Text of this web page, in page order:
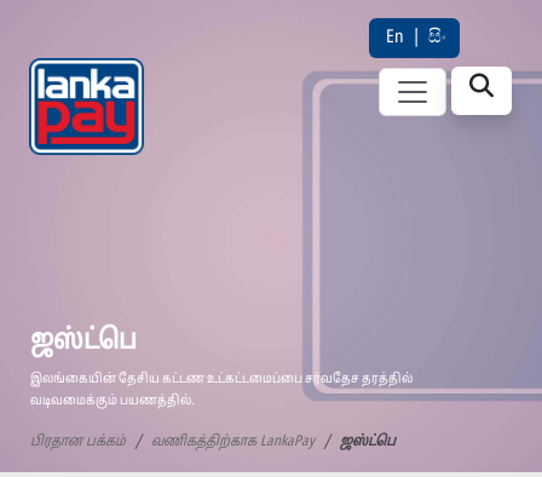
En සිං
ஜஸ்ட்பெ
இலங்கையின் தேசிய கட்டண உட்கட்டமைப்பை சர்வதேச தரத்தில்
வடிவமைக்கும் பயணத்தில்.
பிரதான பக்கம் வணிகத்திற்காக LankaPay ஜஸ்ட்பெ